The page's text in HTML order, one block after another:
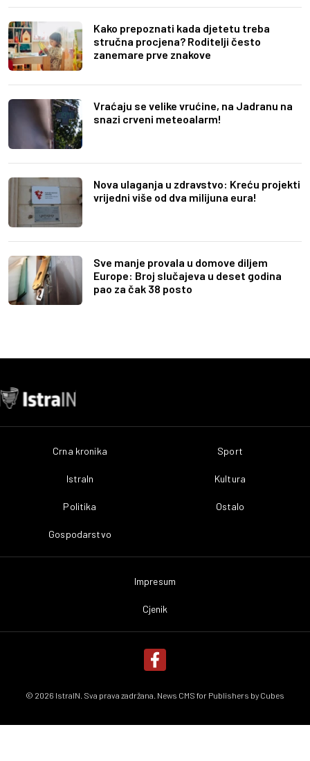
Kako prepoznati kada djetetu treba
stručna procjena? Roditelji često
zanemare prve znakove
Vraćaju se velike vrućine, na Jadranu na
snazi crveni meteoalarm!
Nova ulaganja u zdravstvo: Kreću projekti
vrijedni više od dva milijuna eura!
Sve manje provala u domove diljem
Europe: Broj slučajeva u deset godina
pao za čak 38 posto
Crna kronika
IstraIn
Politika
Gospodarstvo
Sport
Kultura
Ostalo
Impresum
Cjenik
© 2026 IstraIN. Sva prava zadržana. News CMS for Publishers by Cubes